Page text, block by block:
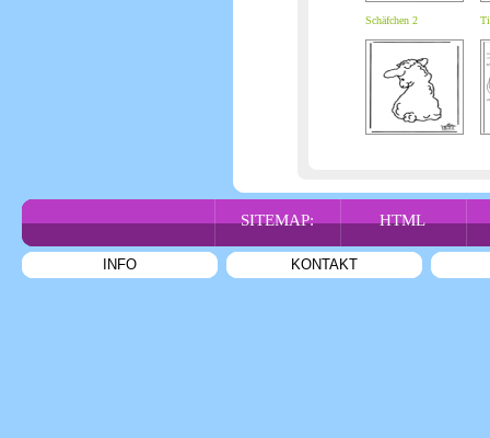
Schäfchen 2
SITEMAP: HTML
INFO KONTAKT